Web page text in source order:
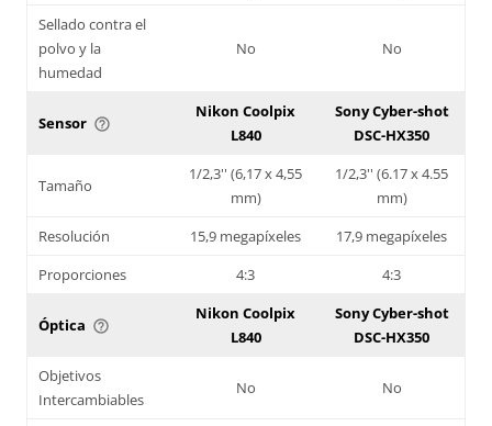
Sellado contra el
polvo y la
humedad
No No
Sensor help_outline
Nikon Coolpix
L840
Sony Cyber-shot
DSC-HX350
Tamaño
1/2,3'' (6,17 x 4,55
mm)
1/2,3'' (6.17 x 4.55
mm)
Resolución
15,9 megapíxeles
17,9 megapíxeles
Proporciones
4:3 4:3
Óptica help_outline
Nikon Coolpix
L840
Sony Cyber-shot
DSC-HX350
Objetivos
Intercambiables
No No